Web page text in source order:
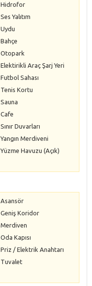
Hidrofor
Ses Yalıtım
Uydu
Bahçe
Otopark
Elektirikli Araç Şarj Yeri
Futbol Sahası
Tenis Kortu
Sauna
Cafe
Sınır Duvarları
Yangın Merdiveni
Yüzme Havuzu (Açık)
Asansör
Geniş Koridor
Merdiven
Oda Kapısı
Priz / Elektrik Anahtarı
Tuvalet